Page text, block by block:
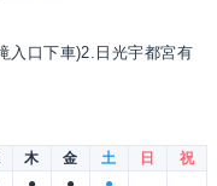
入口下車)2.日光宇都宮有
木 金 土 日
祝